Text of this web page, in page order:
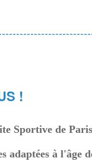
!
Sportive de
adaptées à l'âge